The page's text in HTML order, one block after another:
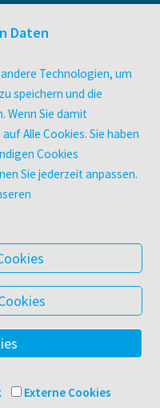
druckt.
Buchhandels AG
Daten
Technologien, um
speichern und die
Wenn Sie damit
Alle Cookies. Sie haben
Cookies
Sie jederzeit anpassen.
Externe Cookies